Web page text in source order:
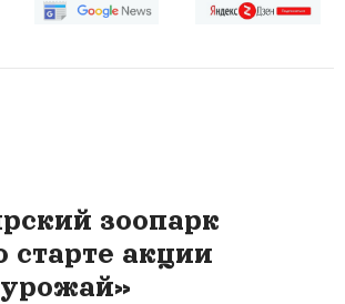
зоопарк
старте акции